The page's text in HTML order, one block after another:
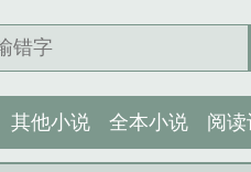
其他小说 全本小说 阅读